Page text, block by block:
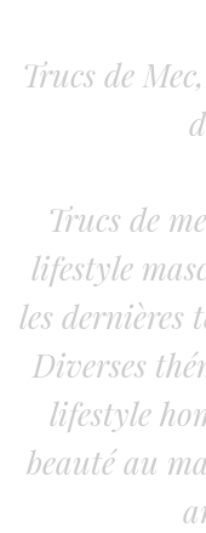
Trucs de
Trucs de
lifestyle
les dernières
Diverses
lifestyle
beauté au